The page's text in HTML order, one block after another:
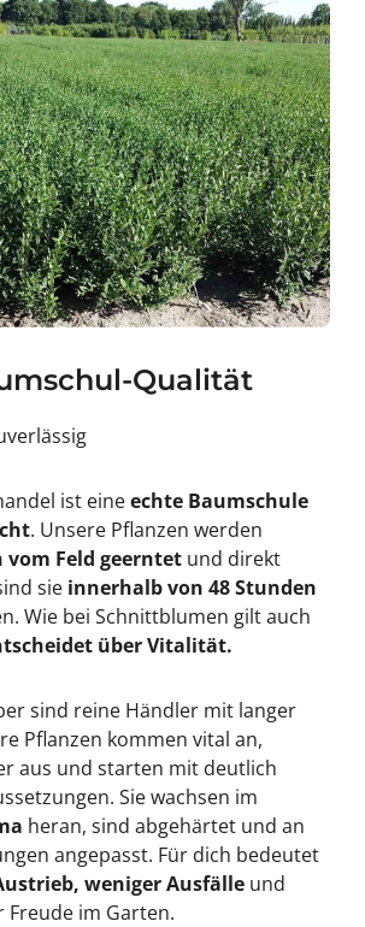
Qualität
ist eineechte Baumschule
. Unsere Pflanzen werden
vom Feld geerntetund direkt
sie innerhalb von 48 Stunden
Wie bei Schnittblumen gilt auch
über Vitalität.
sind reine Händler mit langer
Pflanzen kommen vital an,
aus und starten mit deutlich
Sie wachsen im
heran, sind abgehärtet und an
angepasst. Für dich bedeutet
weniger Ausfälle und
im Garten.